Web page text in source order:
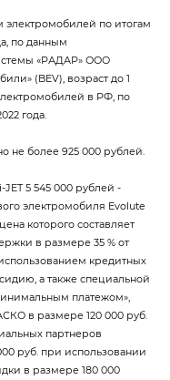
по итогам
по данным
«РАДАР» ООО
(BEV), возраст до 1
в РФ, по
года.
не более 925 000 рублей.
5 545 000 рублей -
электромобиля Evolute
которого составляет
в размере 35 % от
кредитных
а также специальной
платежом»,
в размере 120 000 руб.
партнеров
руб. при использовании
в размере 180 000